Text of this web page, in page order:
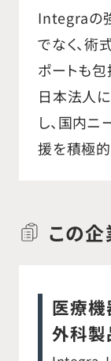
Integraの
でなく、
ポートも包
日本法人
し、国内
援を積極的
この
医療機
外科製